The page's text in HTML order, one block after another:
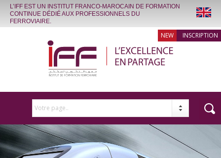
L’IFF EST UN INSTITUT FRANCO-MAROCAIN DE FORMATION
CONTINUE DÉDIÉ AUX PROFESSIONNELS DU
FERROVIAIRE.
INSCRIPTION
Votre page..